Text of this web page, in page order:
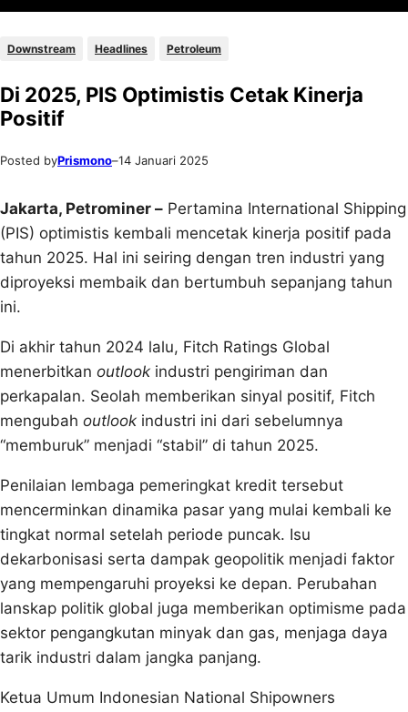
Downstream Headlines Petroleum
Di 2025, PIS Optimistis Cetak Kinerja
Positif
Posted byPrismono–14 Januari 2025
Jakarta, Petrominer – Pertamina International Shipping
(PIS) optimistis kembali mencetak kinerja positif pada
tahun 2025. Hal ini seiring dengan tren industri yang
diproyeksi membaik dan bertumbuh sepanjang tahun
ini.
Di akhir tahun 2024 lalu, Fitch Ratings Global
menerbitkan outlook industri pengiriman dan
perkapalan. Seolah memberikan sinyal positif, Fitch
mengubah outlook industri ini dari sebelumnya
“memburuk” menjadi “stabil” di tahun 2025.
Penilaian lembaga pemeringkat kredit tersebut
mencerminkan dinamika pasar yang mulai kembali ke
tingkat normal setelah periode puncak. Isu
dekarbonisasi serta dampak geopolitik menjadi faktor
yang mempengaruhi proyeksi ke depan. Perubahan
lanskap politik global juga memberikan optimisme pada
sektor pengangkutan minyak dan gas, menjaga daya
tarik industri dalam jangka panjang.
Ketua Umum Indonesian National Shipowners